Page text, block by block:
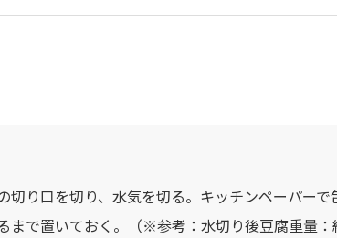
切り口を切り、水気を切る。キッチンペーパー
まで置いておく。（※参考：水切り後豆腐重量：